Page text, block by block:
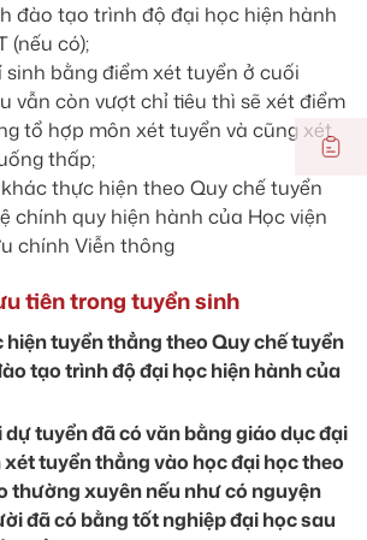
đào tạo trình độ đại học hiện hành
(nếu có);
bằng điểm xét tuyển ở cuối
vẫn còn vượt chỉ tiêu thì sẽ xét điểm
tổ hợp môn xét tuyển và cũng xét
thấp;
thực hiện theo Quy chế tuyển
chính quy hiện hành của Học viện
chính Viễn thông
tiên trong tuyển sinh
hiện tuyển thẳng theo Quy chế tuyển
tạo trình độ đại học hiện hành của
tuyển đã có văn bằng giáo dục đại
tuyển thẳng vào học đại học theo
thường xuyên nếu như có nguyện
đã có bằng tốt nghiệp đại học sau